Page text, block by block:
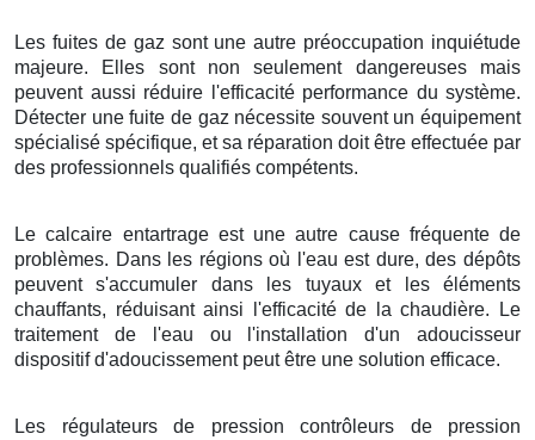
Les fuites de gaz sont une autre préoccupation inquiétude
majeure. Elles sont non seulement dangereuses mais
peuvent aussi réduire l'efficacité performance du système.
Détecter une fuite de gaz nécessite souvent un équipement
spécialisé spécifique, et sa réparation doit être effectuée par
des professionnels qualifiés compétents.
Le calcaire entartrage est une autre cause fréquente de
problèmes. Dans les régions où l'eau est dure, des dépôts
peuvent s'accumuler dans les tuyaux et les éléments
chauffants, réduisant ainsi l'efficacité de la chaudière. Le
traitement de l'eau ou l'installation d'un adoucisseur
dispositif d'adoucissement peut être une solution efficace.
Les régulateurs de pression contrôleurs de pression